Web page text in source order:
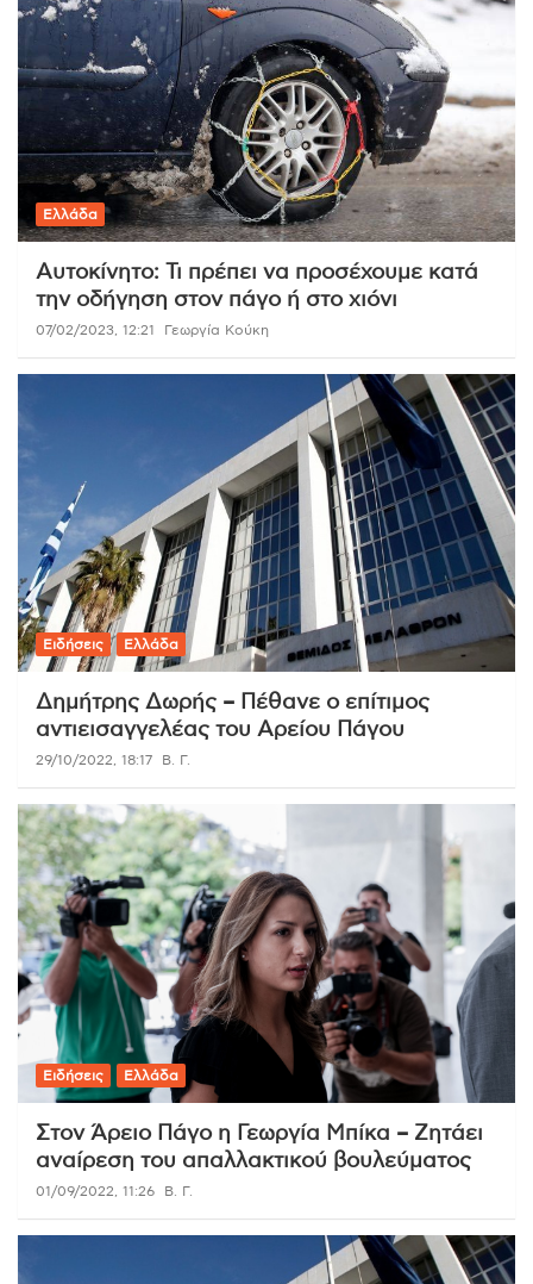
Ελλάδα
Αυτοκίνητο: Τι πρέπει να προσέχουμε κατά
την οδήγηση στον πάγο ή στο χιόνι
07/02/2023, 12:21 Γεωργία Κούκη
Ειδήσεις Ελλάδα
Δημήτρης Δωρής – Πέθανε ο επίτιμος
αντιεισαγγελέας του Αρείου Πάγου
29/10/2022, 18:17 Β. Γ.
Ειδήσεις Ελλάδα
Στον Άρειο Πάγο η Γεωργία Μπίκα – Ζητάει
αναίρεση του απαλλακτικού βουλεύματος
01/09/2022, 11:26 Β. Γ.